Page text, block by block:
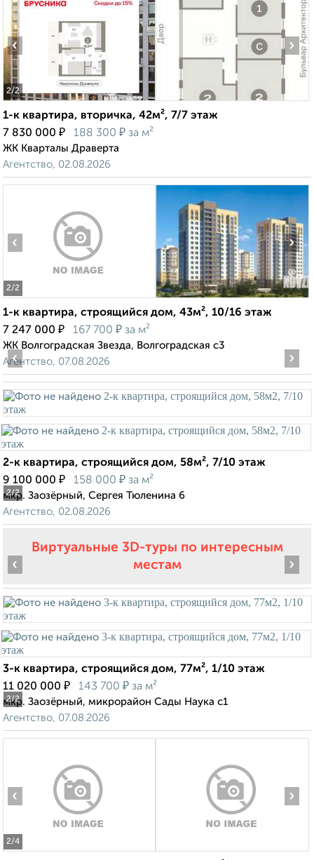
2/2
‹ ›
1-к квартира, вторичка, 42м², 7/7 этаж
7 830 000 ₽ 188 300 ₽ за м²
ЖК Кварталы Драверта
Агентство, 02.08.2026
2/2
‹ ›
1-к квартира, строящийся дом, 43м², 10/16 этаж
7 247 000 ₽ 167 700 ₽ за м²
ЖК Волгоградская Звезда, Волгоградская с3
Агентство, 07.08.2026
2/2
‹ ›
2-к квартира, строящийся дом, 58м², 7/10 этаж
9 100 000 ₽ 158 000 ₽ за м²
мкр. Заозёрный, Сергея Тюленина 6
Агентство, 02.08.2026
Виртуальные 3D-туры по интересным
местам
2/2
‹ ›
3-к квартира, строящийся дом, 77м², 1/10 этаж
11 020 000 ₽ 143 700 ₽ за м²
мкр. Заозёрный, микрорайон Сады Наука с1
Агентство, 07.08.2026
2/4
‹ ›